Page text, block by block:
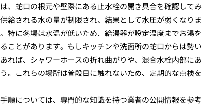
、蛇口の根元や壁際にある止水栓の開き具合を確認してみ
給される水の量が制限され、結果として水圧が弱くなりま
特に冬場は水温が低いため、給湯器が設定温度までお湯を
ことがあります。もしキッチンや洗面所の蛇口からは勢い
れば、シャワーホースの折れ曲がりや、混合水栓内部にあ
。これらの場所は普段目に触れないため、定期的な点検を
順については、専門的な知識を持つ業者の公開情報を参考